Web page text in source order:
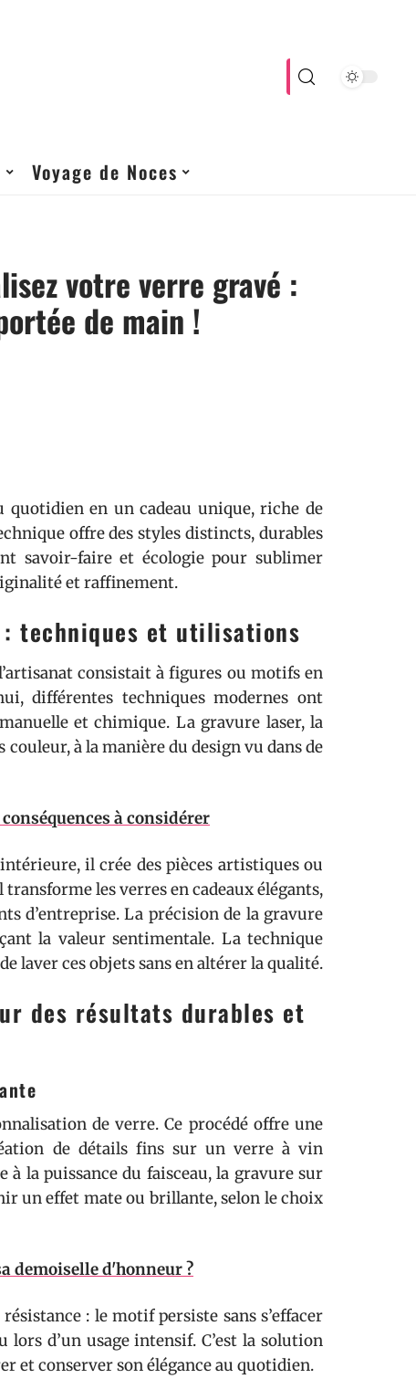
Voyage de Noces
votre verre gravé :
de main !
en un cadeau unique, riche de
offre des styles distincts, durables
savoir-faire et écologie pour sublimer
et raffinement.
techniques et utilisations
consistait à figures ou motifs en
différentes techniques modernes ont
et chimique. La gravure laser, la
à la manière du design vu dans de
à considérer
il crée des pièces artistiques ou
les verres en cadeaux élégants,
d’entreprise. La précision de la gravure
la valeur sentimentale. La technique
laver ces objets sans en altérer la qualité.
des résultats durables et
de verre. Ce procédé offre une
de détails fins sur un verre à vin
à la puissance du faisceau, la gravure sur
un effet mate ou brillante, selon le choix
demoiselle d'honneur ?
: le motif persiste sans s’effacer
lors d’un usage intensif. C’est la solution
et conserver son élégance au quotidien.